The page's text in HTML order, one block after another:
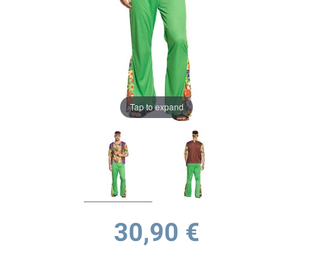
Tap to expand
30,90 €